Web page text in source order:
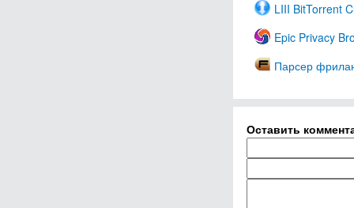
LIII BitTorrent
Epic Privacy
Парсер
Оставить